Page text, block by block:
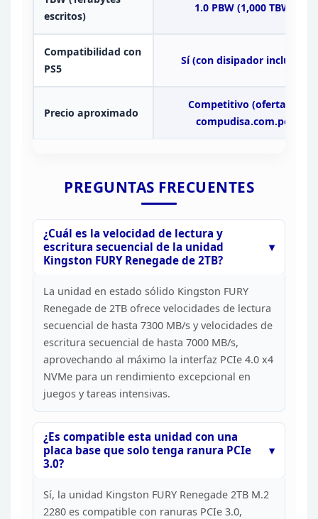
escritos)
1.0 PBW (1,000 TBW)
Compatibilidad con
PS5
Sí (con disipador incluido)
Precio aproximado
Competitivo (oferta en
compudisa.com.pe)
PREGUNTAS FRECUENTES
¿Cuál es la velocidad de lectura y
escritura secuencial de la unidad
Kingston FURY Renegade de 2TB?
La unidad en estado sólido Kingston FURY
Renegade de 2TB ofrece velocidades de lectura
secuencial de hasta 7300 MB/s y velocidades de
escritura secuencial de hasta 7000 MB/s,
aprovechando al máximo la interfaz PCIe 4.0 x4
NVMe para un rendimiento excepcional en
juegos y tareas intensivas.
¿Es compatible esta unidad con una
placa base que solo tenga ranura PCIe
3.0?
Sí, la unidad Kingston FURY Renegade 2TB M.2
2280 es compatible con ranuras PCIe 3.0,